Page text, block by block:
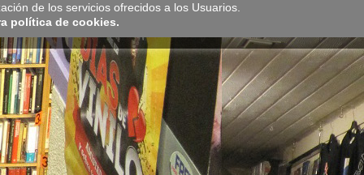
de los servicios ofrecidos a los Usuarios.
política de cookies.